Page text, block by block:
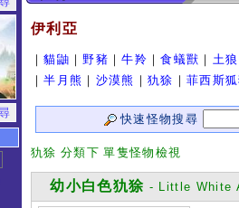
伊利亞
｜貓鼬 ｜野豬 ｜牛羚 ｜食蟻獸 ｜ 土狼
｜半月熊 ｜ 沙漠熊 ｜犰狳 ｜菲西斯
快速怪物搜尋
犰狳 分類下 單隻怪物檢視
幼小白色犰狳 - Little White